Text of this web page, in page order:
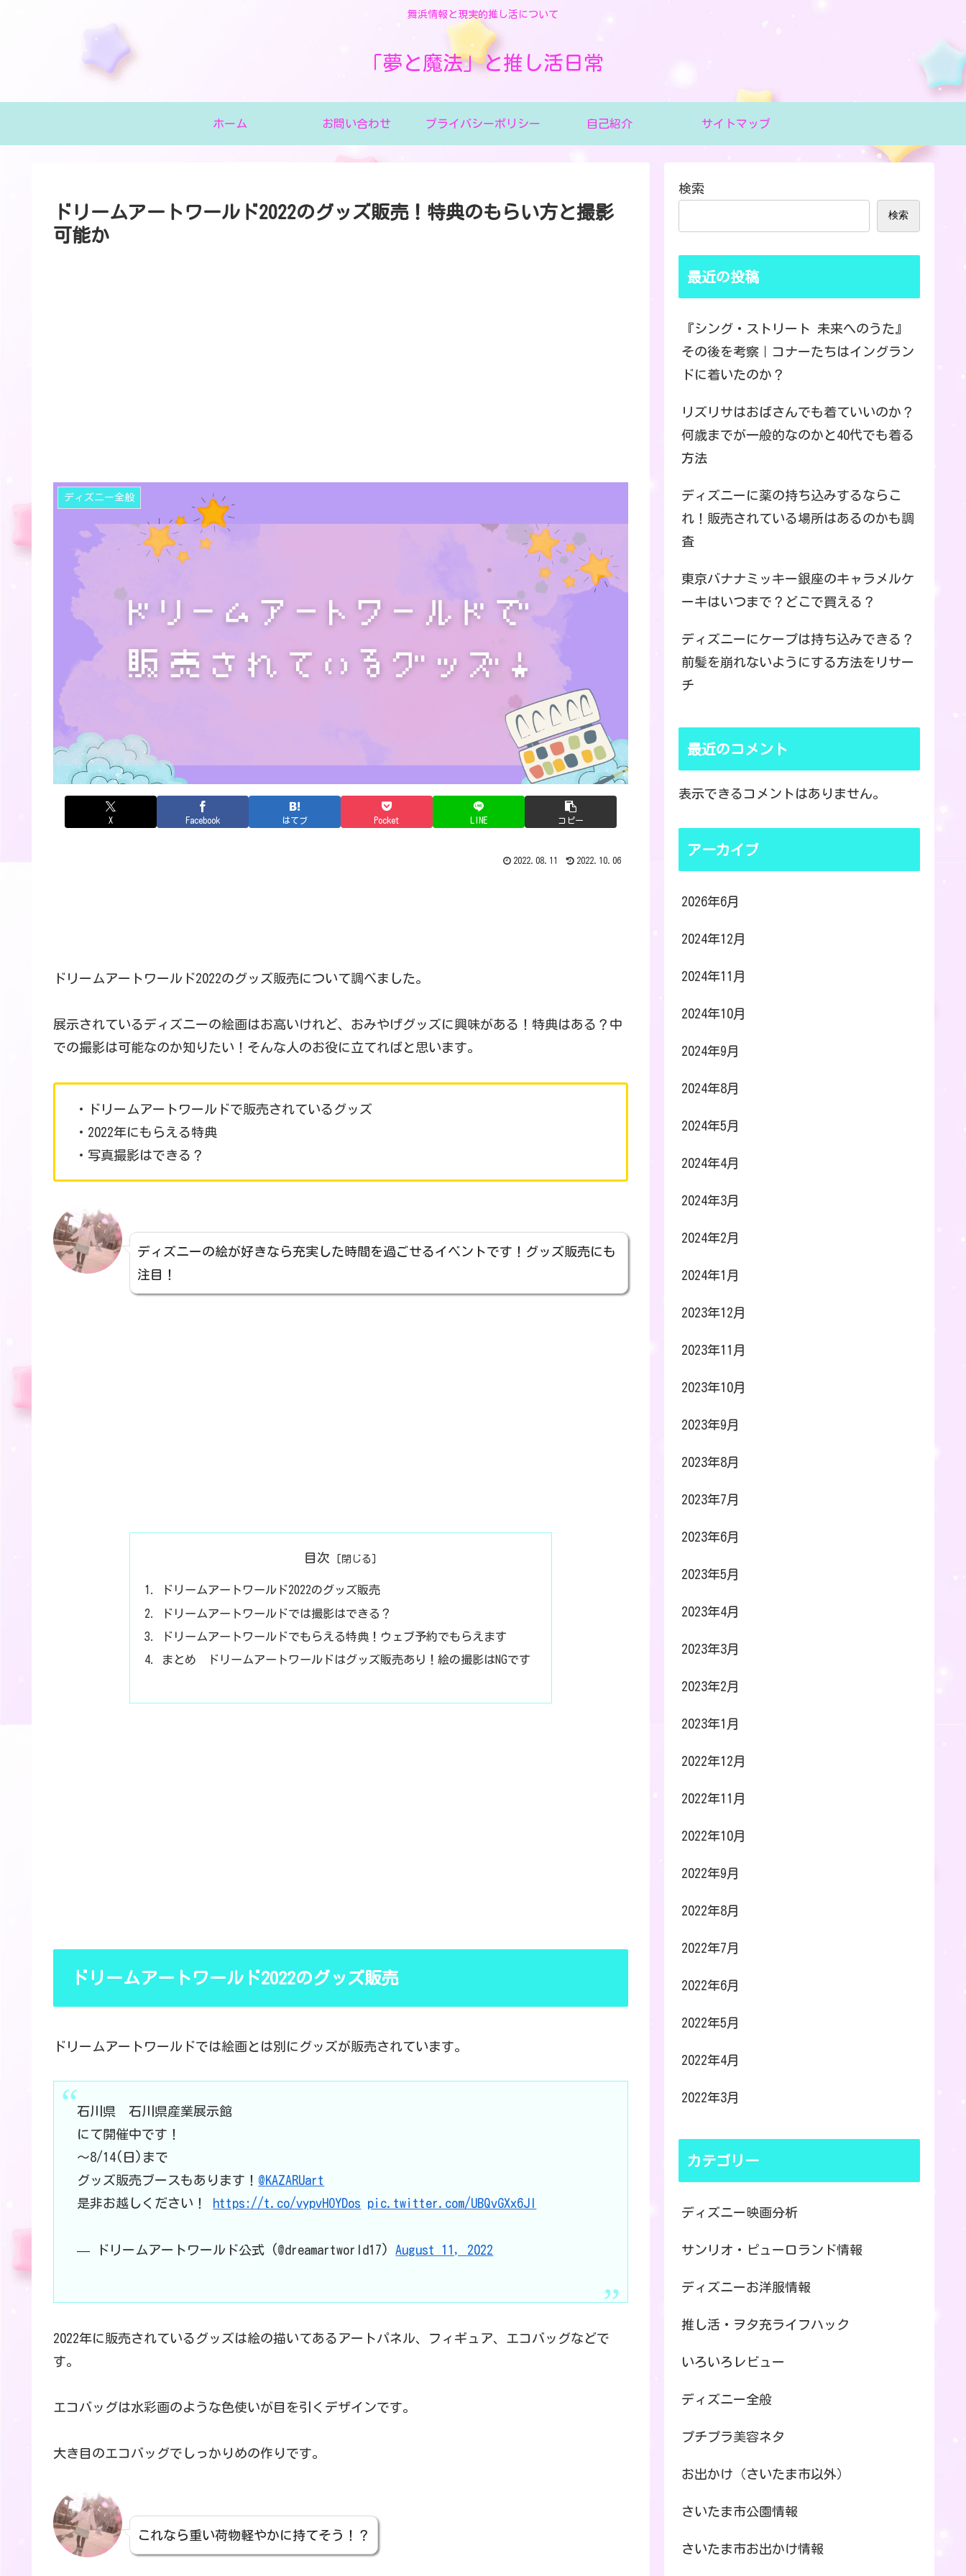
舞浜情報と現実的推し活について
「夢と魔法」と推し活日常
ホーム お問い合わせ プライバシーポリシー 自己紹介 サイトマップ
ドリームアートワールド2022のグッズ販売！特典のもらい方と撮影
可能か
ディズニー全般
X Facebook はてブ Pocket LINE コピー
2022.08.11 2022.10.06
ドリームアートワールド2022のグッズ販売について調べました。
展示されているディズニーの絵画はお高いけれど、おみやげグッズに興味がある！特典はある？中
での撮影は可能なのか知りたい！そんな人のお役に立てればと思います。
・ドリームアートワールドで販売されているグッズ
・2022年にもらえる特典
・写真撮影はできる？
ディズニーの絵が好きなら充実した時間を過ごせるイベントです！グッズ販売にも
注目！
目次
ドリームアートワールド2022のグッズ販売
ドリームアートワールドでは撮影はできる？
ドリームアートワールドでもらえる特典！ウェブ予約でもらえます
まとめ ドリームアートワールドはグッズ販売あり！絵の撮影はNGです
ドリームアートワールド2022のグッズ販売
ドリームアートワールドでは絵画とは別にグッズが販売されています。
石川県 石川県産業展示館
にて開催中です！
〜8/14(日)まで
グッズ販売ブースもあります！ @KAZARUart
是非お越しください！ https://t.co/vypvHOYDos pic.twitter.com/UBQvGXx6Jl
— ドリームアートワールド公式 (@dreamartworld17)August 11, 2022
2022年に販売されているグッズは絵の描いてあるアートパネル、フィギュア、エコバッグなどで
す。
エコバッグは水彩画のような色使いが目を引くデザインです。
大き目のエコバッグでしっかりめの作りです。
これなら重い荷物軽やかに持てそう！？
検索
検索
最近の投稿
『シング・ストリート 未来へのうた』
その後を考察｜コナーたちはイングラン
ドに着いたのか？
リズリサはおばさんでも着ていいのか？
何歳までが一般的なのかと40代でも着る
方法
ディズニーに薬の持ち込みするならこ
れ！販売されている場所はあるのかも調
査
東京バナナミッキー銀座のキャラメルケ
ーキはいつまで？どこで買える？
ディズニーにケープは持ち込みできる？
前髪を崩れないようにする方法をリサー
チ
最近のコメント
表示できるコメントはありません。
アーカイブ
2026年6月
2024年12月
2024年11月
2024年10月
2024年9月
2024年8月
2024年5月
2024年4月
2024年3月
2024年2月
2024年1月
2023年12月
2023年11月
2023年10月
2023年9月
2023年8月
2023年7月
2023年6月
2023年5月
2023年4月
2023年3月
2023年2月
2023年1月
2022年12月
2022年11月
2022年10月
2022年9月
2022年8月
2022年7月
2022年6月
2022年5月
2022年4月
2022年3月
カテゴリー
ディズニー映画分析
サンリオ・ピューロランド情報
ディズニーお洋服情報
推し活・ヲタ充ライフハック
いろいろレビュー
ディズニー全般
プチプラ美容ネタ
お出かけ（さいたま市以外）
さいたま市公園情報
さいたま市お出かけ情報